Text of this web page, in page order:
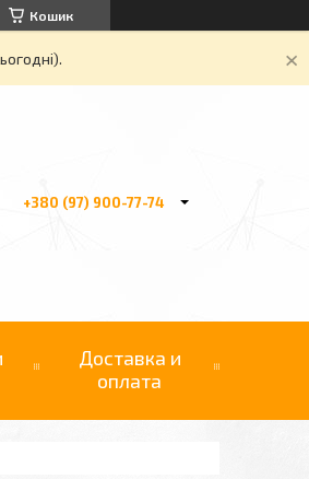
Кошик
+380 (97) 900-77-74
Доставка и
оплата